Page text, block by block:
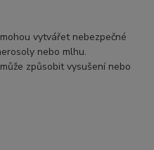
vytvářet nebezpečné
nebo mlhu.
způsobit vysušení nebo